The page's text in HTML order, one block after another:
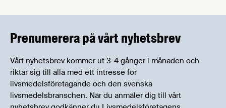
Prenumerera på vårt nyhetsbrev
Vårt nyhetsbrev kommer ut 3-4 gånger i månaden och
riktar sig till alla med ett intresse för
livsmedelsföretagande och den svenska
livsmedelsbranschen. När du anmäler dig till vårt